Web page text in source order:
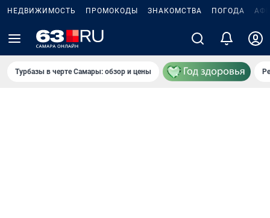
НЕДВИЖИМОСТЬ ПРОМОКОДЫ ЗНАКОМСТВА ПОГОДА
Турбазы в черте Самары: обзор и цены